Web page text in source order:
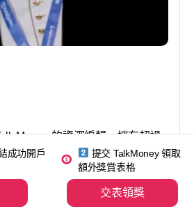
Money 的資深編輯，擁有超過
工作經驗。他曾任職於多家國際
投資者對於了解證券商、信用
產品的透明費用越來越重視，深
產品的費用結構，協助讀者做出
成功開戶
提交 TalkMoney 領取
額外獎賞表格
交表領獎